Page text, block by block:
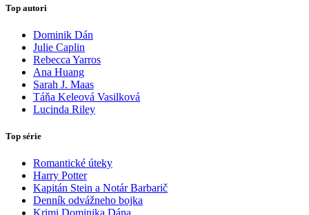
Top autori
Dominik Dán
Julie Caplin
Rebecca Yarros
Ana Huang
Sarah J. Maas
Táňa Keleová Vasilková
Lucinda Riley
Top série
Romantické úteky
Harry Potter
Kapitán Stein a Notár Barbarič
Denník odvážneho bojka
Krimi Dominika Dána